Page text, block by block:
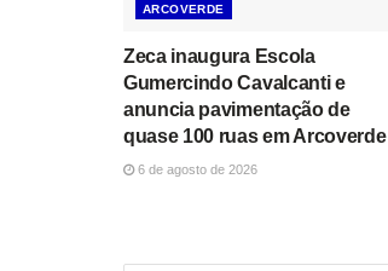
ARCOVERDE
Zeca inaugura Escola
Gumercindo Cavalcanti e
anuncia pavimentação de
quase 100 ruas em Arcoverde
6 de agosto de 2026